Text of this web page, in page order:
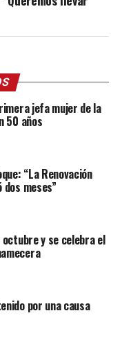
jefa mujer de la
50 años
“La Renovación
meses”
y se celebra el
por una causa